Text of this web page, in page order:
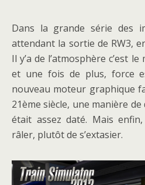
Dans la grande série des
attendant la sortie de RW3,
Il y’a de l’atmosphère c’est
et une fois de plus, force
nouveau moteur graphique
21ème siècle, une manière
était assez daté. Mais
râler, plutôt de s’extasier.